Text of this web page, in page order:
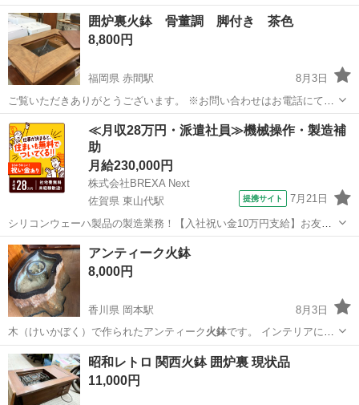
＆… ため、味のある古い火鉢と便利な道具などを…
神奈川 藤沢市 六会日大前駅 その他
囲炉裏火鉢 骨董調 脚付き 茶色
8,800円
福岡県 赤間駅
8月3日
ご覧いただきありがとうございます。 ※お問い合わせはお電話にてお
願いいたします。 ※こちらの商品は店頭でも販売を行っております。
状態の確認をご希望の方はご来店お待ちしております。 ※店頭販売の
ため先着順となります...
福岡 宗像市 赤間駅 テーブル 囲炉裏
≪月収28万円・派遣社員≫機械操作・製造補
助
月給230,000円
株式会社BREXA Next
佐賀県 東山代駅
提携サイト 7月21日
シリコンウェーハ製品の製造業務！【入社祝い金10万円支給】お友達
やカップルとの応募OK◎年間休日129日＆休出なしでプライベート充
実♪業務はクリーンルームで快適作業◎自社正社員登用制度あり★1食
300円～の格安食堂あり！《佐...
佐賀 伊万里市 東山代駅 その他
アンティーク火鉢
8,000円
香川県 岡本駅
8月3日
木（けいかぼく）で作られたアンティーク 火鉢です。 インテリアに置
いて見ても良いか…
香川 高松市 岡本駅 その他 火鉢
昭和レトロ 関西火鉢 囲炉裏 現状品
11,000円